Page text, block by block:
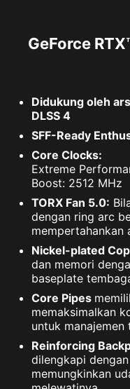
GeForce
Didukung oleh
DLSS 4
SFF-Ready
Core Clocks:
Extreme
Boost: 2512 MHz
TORX Fan 5.0:
dengan ring arc
mempertahankan
Nickel-plated
dan memori
baseplate
Core Pipes
memaksimalkan
untuk
Reinforcing
dilengkapi
memungkinkan